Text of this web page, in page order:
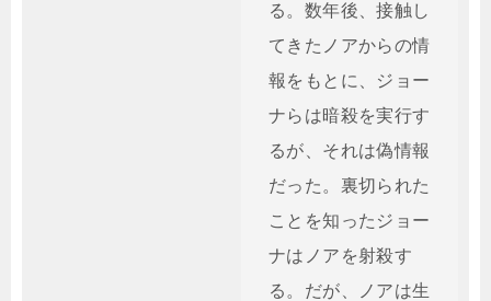
る。数年後、接触し
てきたノアからの情
報をもとに、ジョー
ナらは暗殺を実行す
るが、それは偽情報
だった。裏切られた
ことを知ったジョー
ナはノアを射殺す
る。だが、ノアは生